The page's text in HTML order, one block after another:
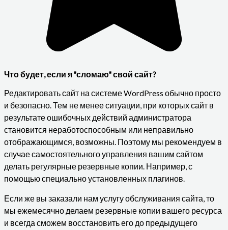
Что будет, если я "сломаю" свой сайт?
Редактировать сайт на системе WordPress обычно просто
и безопасно. Тем не менее ситуации, при которых сайт в
результате ошибочных действий администратора
становится неработоспособным или неправильно
отображающимся, возможны. Поэтому мы рекомендуем в
случае самостоятельного управления вашим сайтом
делать регулярные резервные копии. Например, с
помощью специально установленных плагинов.
Если же вы заказали нам услугу обслуживания сайта, то
мы ежемесячно делаем резервные копии вашего ресурса
и всегда сможем восстановить его до предыдущего